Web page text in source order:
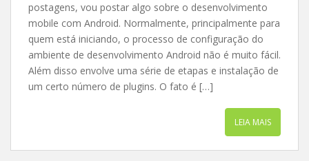
postagens, vou postar algo sobre o desenvolvimento
mobile com Android. Normalmente, principalmente para
quem está iniciando, o processo de configuração do
ambiente de desenvolvimento Android não é muito fácil.
Além disso envolve uma série de etapas e instalação de
um certo número de plugins. O fato é […]
LEIA MAIS